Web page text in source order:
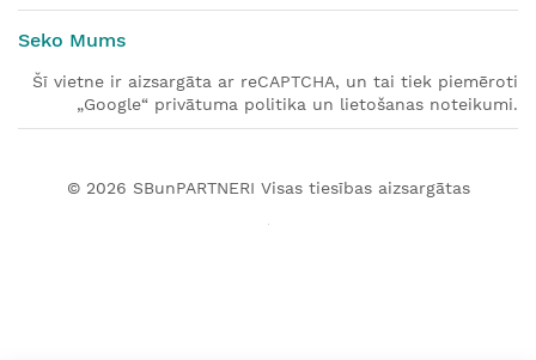
Seko Mums
Šī vietne ir aizsargāta ar reCAPTCHA, un tai tiek piemēroti
„Google“ privātuma politika un lietošanas noteikumi.
© 2026 SBunPARTNERI Visas tiesības aizsargātas